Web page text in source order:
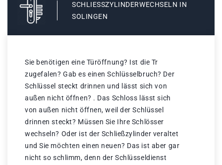
SCHLIESSZYLINDERWECHSELN IN S
OLINGEN
Sie benötigen eine Türöffnung? Ist die Tr
zugefalen? Gab es einen Schlüsselbruch? Der
Schlüssel steckt drinnen und lässt sich von
außen nicht öffnen? . Das Schloss lässt sich
von außen nicht öffnen, weil der Schlüssel
drinnen steckt? Müssen Sie Ihre Schlösser
wechseln? Oder ist der Schließzylinder veraltet
und Sie möchten einen neuen? Das ist aber gar
nicht so schlimm, denn der Schlüsseldienst